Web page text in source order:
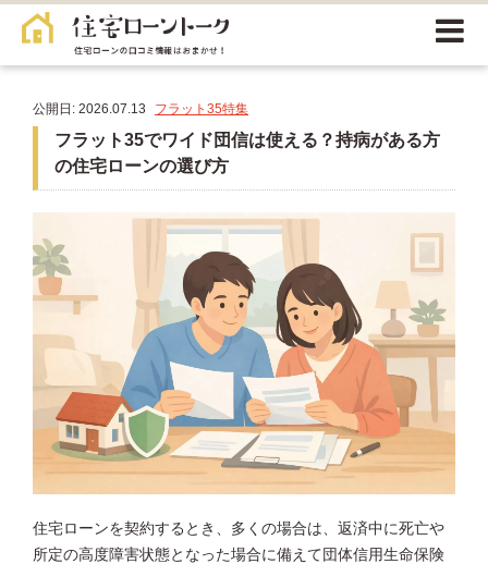
公開日: 2026.07.13 フラット35特集
フラット35でワイド団信は使える？持病がある方
の住宅ローンの選び方
住宅ローンを契約するとき、多くの場合は、返済中に死亡や
所定の高度障害状態となった場合に備えて団体信用生命保険